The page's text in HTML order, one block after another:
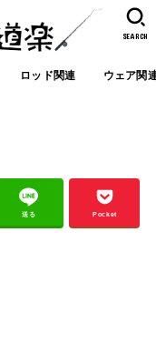
ロッド関連 ウェア関
SEARCH
送る Pocket